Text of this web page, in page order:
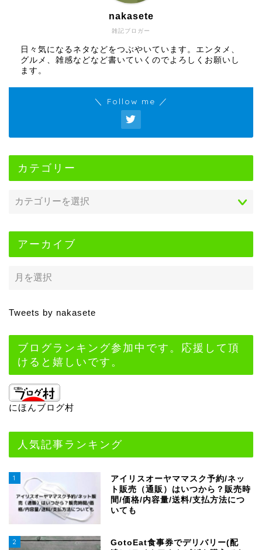
雑記ブロガー
nakasete
日々気になるネタなどをつぶやいています。エンタメ、
グルメ、雑感などなど書いていくのでよろしくお願いし
ます。
＼ Follow me ／
カテゴリー
アーカイブ
Tweets by nakasete
ブログランキング参加中です。応援して頂
けると嬉しいです。
にほんブログ村
人気記事ランキング
1
アイリスオーヤママスク予約/ネッ
ト販売（通販）はいつから？販売時
間/価格/内容量/送料/支払方法につ
いても
2
GotoEat食事券でデリバリー(配